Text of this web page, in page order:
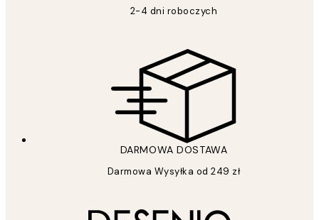
2-4 dni roboczych
DARMOWA DOSTAWA
Darmowa Wysyłka od 249 zł